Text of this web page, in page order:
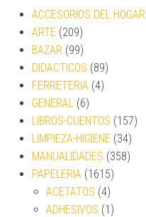
ACCESORIOS DEL HOGAR
ARTE (209)
BAZAR (99)
DIDACTICOS (89)
FERRETERIA (4)
GENERAL (6)
LIBROS-CUENTOS (157)
LIMPIEZA-HIGIENE (34)
MANUALIDADES (358)
PAPELERIA (1615)
ACETATOS (4)
ADHESIVOS (1)